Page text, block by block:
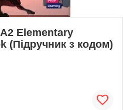
Elementary
(Підручник з кодом)